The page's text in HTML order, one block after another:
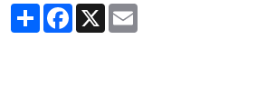
PartagerFacebook
X